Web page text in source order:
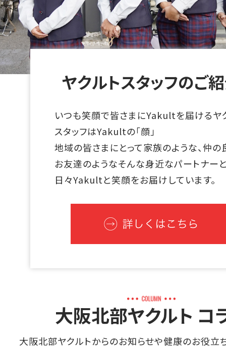
ヤクルトスタッフのご
いつも笑顔で皆さまにYakultを届けるヤ
スタッフはYakultの「顔」
地域の皆さまにとって家族のような、仲の
お友達のようなそんな⾝近なパートナー
⽇々Yakultと笑顔をお届けしています。
大阪北部ヤクルト コ
大阪北部ヤクルトからのお知らせや健康のお役立